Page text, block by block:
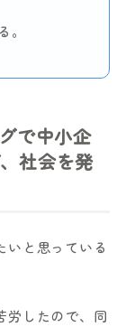
で中小企
社会を発
いと思っている
労したので、同